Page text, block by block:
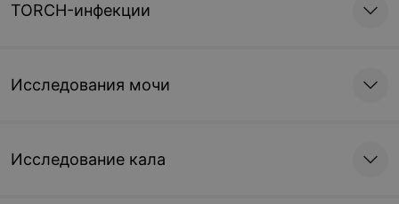
TORCH-инфекции
Исследования мочи
Исследование кала